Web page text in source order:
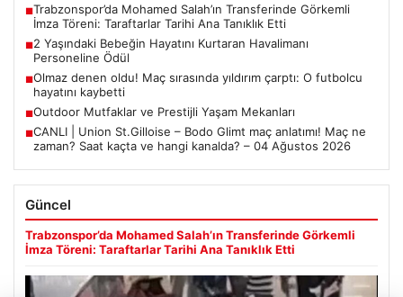
■Trabzonspor’da Mohamed Salah’ın Transferinde Görkemli
İmza Töreni: Taraftarlar Tarihi Ana Tanıklık Etti
■2 Yaşındaki Bebeğin Hayatını Kurtaran Havalimanı
Personeline Ödül
■Olmaz denen oldu! Maç sırasında yıldırım çarptı: O futbolcu
hayatını kaybetti
■Outdoor Mutfaklar ve Prestijli Yaşam Mekanları
■CANLI | Union St.Gilloise – Bodo Glimt maç anlatımı! Maç ne
zaman? Saat kaçta ve hangi kanalda? – 04 Ağustos 2026
Güncel
Trabzonspor’da Mohamed Salah’ın Transferinde Görkemli
İmza Töreni: Taraftarlar Tarihi Ana Tanıklık Etti